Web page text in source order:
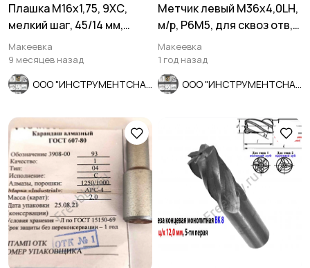
Плашка М16х1,75, 9ХС,
мелкий шаг, 45/14 мм,
ГОСТ 7740-71.
Макеевка
9 месяцев назад
Метчик левый М36х4,0LH,
м/р, Р6М5, для сквоз отв,
осн шаг, 162/67 мм.
Макеевка
1 год назад